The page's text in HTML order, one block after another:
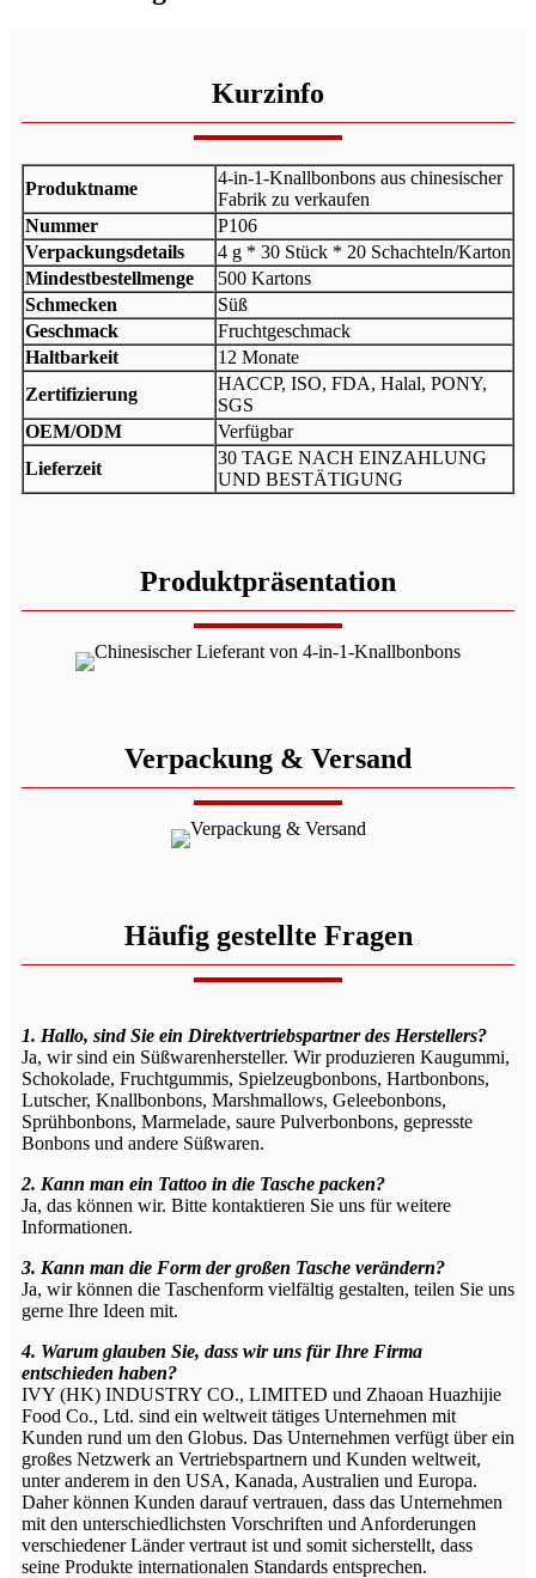
Kurzinfo
Produktname
4-in-1-Knallbonbons aus chinesischer
Fabrik zu verkaufen
Nummer
P106
Verpackungsdetails
4 g * 30 Stück * 20 Schachteln/Karton
Mindestbestellmenge
500 Kartons
Schmecken
Süß
Geschmack
Fruchtgeschmack
Haltbarkeit
12 Monate
Zertifizierung
HACCP, ISO, FDA, Halal, PONY,
SGS
OEM/ODM
Verfügbar
Lieferzeit
30 TAGE NACH EINZAHLUNG
UND BESTÄTIGUNG
Produktpräsentation
Verpackung & Versand
Häufig gestellte Fragen
1. Hallo, sind Sie ein Direktvertriebspartner des Herstellers?
Ja, wir sind ein Süßwarenhersteller. Wir produzieren Kaugummi,
Schokolade, Fruchtgummis, Spielzeugbonbons, Hartbonbons,
Lutscher, Knallbonbons, Marshmallows, Geleebonbons,
Sprühbonbons, Marmelade, saure Pulverbonbons, gepresste
Bonbons und andere Süßwaren.
2. Kann man ein Tattoo in die Tasche packen?
Ja, das können wir. Bitte kontaktieren Sie uns für weitere
Informationen.
3. Kann man die Form der großen Tasche verändern?
Ja, wir können die Taschenform vielfältig gestalten, teilen Sie uns
gerne Ihre Ideen mit.
4. Warum glauben Sie, dass wir uns für Ihre Firma
entschieden haben?
IVY (HK) INDUSTRY CO., LIMITED und Zhaoan Huazhijie
Food Co., Ltd. sind ein weltweit tätiges Unternehmen mit
Kunden rund um den Globus. Das Unternehmen verfügt über ein
großes Netzwerk an Vertriebspartnern und Kunden weltweit,
unter anderem in den USA, Kanada, Australien und Europa.
Daher können Kunden darauf vertrauen, dass das Unternehmen
mit den unterschiedlichsten Vorschriften und Anforderungen
verschiedener Länder vertraut ist und somit sicherstellt, dass
seine Produkte internationalen Standards entsprechen.